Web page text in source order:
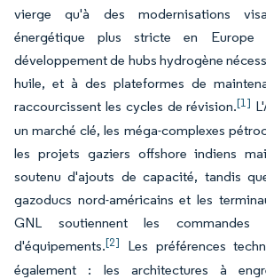
vierge qu'à des modernisations
énergétique plus stricte en
développement de hubs hydrogène
huile, et à des plateformes de
raccourcissent les cycles de révision.[1]
un marché clé, les méga-complexes
les projets gaziers offshore indiens
soutenu d'ajouts de capacité, tandis
gazoducs nord-américains et les
GNL soutiennent les commandes
d'équipements.[2]
Les préférences
également : les architectures à